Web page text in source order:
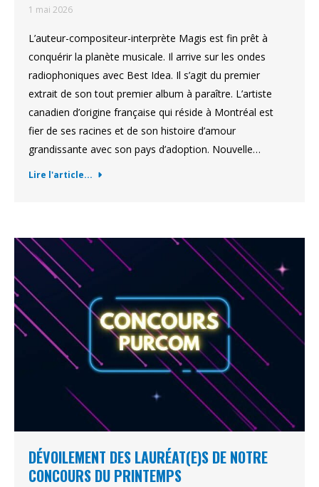
1 mai 2026
L’auteur-compositeur-interprète Magis est fin prêt à
conquérir la planète musicale. Il arrive sur les ondes
radiophoniques avec Best Idea. Il s’agit du premier
extrait de son tout premier album à paraître. L’artiste
canadien d’origine française qui réside à Montréal est
fier de ses racines et de son histoire d’amour
grandissante avec son pays d’adoption. Nouvelle…
Lire l'article...
DÉVOILEMENT DES LAURÉAT(E)S DE NOTRE
CONCOURS DU PRINTEMPS